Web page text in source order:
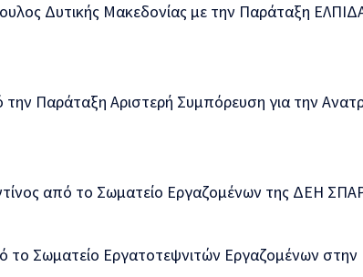
Δυτικής Μακεδονίας με την Παράταξη
Παράταξη Αριστερή Συμπόρευση για την
από το Σωματείο Εργαζομένων της ΔΕΗ
Σωματείο Εργατοτεψνιτών Εργαζομένων στην